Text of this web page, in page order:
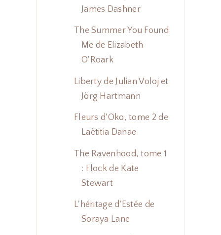
James Dashner
The Summer You Found
Me de Elizabeth
O'Roark
Liberty de Julian Voloj et
Jörg Hartmann
Fleurs d'Oko, tome 2 de
Laëtitia Danae
The Ravenhood, tome 1
: Flock de Kate
Stewart
L'héritage d'Estée de
Soraya Lane